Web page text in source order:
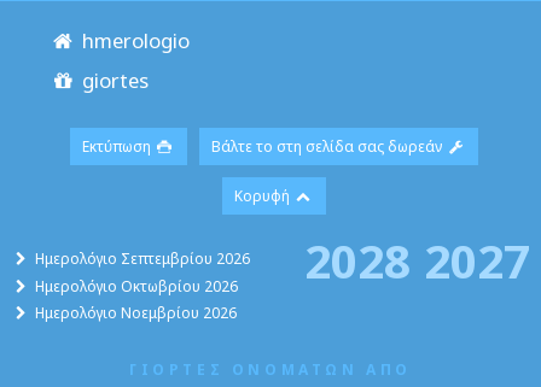
hmerologio
giortes
Εκτύπωση Βάλτε το στη σελίδα σας δωρεάν
Κορυφή
Ημερολόγιο Σεπτεμβρίου 2026
Ημερολόγιο Οκτωβρίου 2026
Ημερολόγιο Νοεμβρίου 2026
2027
2028
ΓΙΟΡΤΕΣ ΟΝΟΜΑΤΩΝ ΑΠΟ